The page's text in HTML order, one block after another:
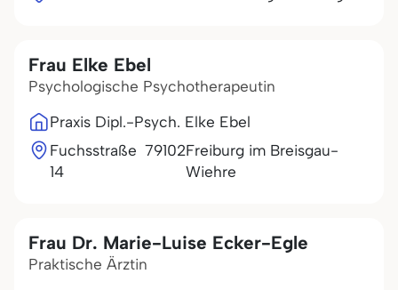
Frau Elke Ebel
Psychologische Psychotherapeutin
Praxis Dipl.-Psych. Elke Ebel
Fuchsstraße
14
79102Freiburg im Breisgau-
Wiehre
Frau Dr. Marie-Luise Ecker-Egle
Praktische Ärztin